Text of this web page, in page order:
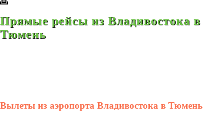
Прямые рейсы из Владивостока в
Тюмень
Вылеты из аэропорта Владивостока в Тюмень